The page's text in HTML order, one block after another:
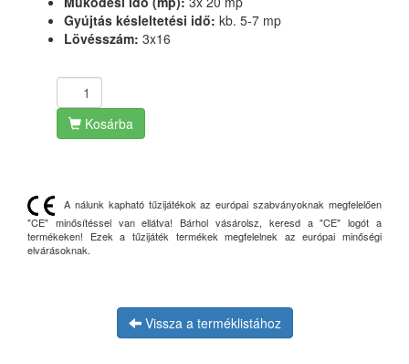
Gyújtás késleltetési idő: kb. 5-7 mp
Lövésszám: 3x16
Kosárba
A nálunk kapható tűzijátékok az európai szabványoknak megfelelően
"CE" minősítéssel van ellátva! Bárhol vásárolsz, keresd a "CE" logót a
termékeken! Ezek a tűzijáték termékek megfelelnek az európai minőségi
elvárásoknak.
Vissza a terméklistához